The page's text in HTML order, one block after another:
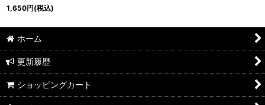
1,650円(税込)
ホーム
更新履歴
ショッピングカート